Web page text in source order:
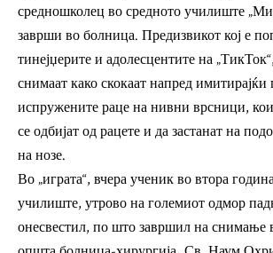
средношколец во средното училиште
заврши во болница. Предизвикот кој е
тинејџерите и адолесцентите на
снимаат како скокаат напред
испружените раце на нивни врсници,
се одбијат од рацете и да застанат на
на нозе.
Во „играта“, вчера ученик во втора
училиште, утрово на големиот одмор
онесвестил, по што завршил на снимање